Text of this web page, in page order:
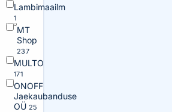
Lambimaailm
1
MT
Shop
237
MULTO
171
ONOFF
Jaekaubanduse
OÜ 25